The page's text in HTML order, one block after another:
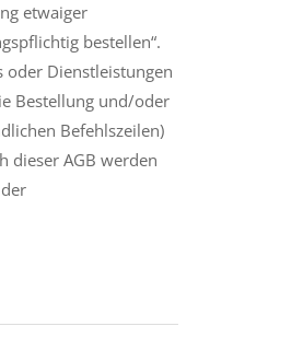
etwaiger
bestellen“.
oder Dienstleistungen
Bestellung und/oder
Befehlszeilen)
dieser AGB werden